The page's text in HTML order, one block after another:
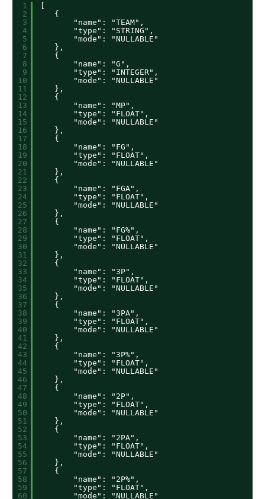
1
2
3
4
5
6
7
8
9
10
11
12
13
14
15
16
17
18
19
20
21
22
23
24
25
26
27
28
29
30
31
32
33
34
35
36
37
38
39
40
41
42
43
44
45
46
47
48
49
50
51
52
53
54
55
56
57
58
59
60
{
"name": "TEAM",
"type": "STRING",
"mode": "NULLABLE"
},
{
"name": "G",
"type": "INTEGER",
"mode": "NULLABLE"
},
{
"name": "MP",
"type": "FLOAT",
"mode": "NULLABLE"
},
{
"name": "FG",
"type": "FLOAT",
"mode": "NULLABLE"
},
{
"name": "FGA",
"type": "FLOAT",
"mode": "NULLABLE"
},
{
"name": "FG%",
"type": "FLOAT",
"mode": "NULLABLE"
},
{
"name": "3P",
"type": "FLOAT",
"mode": "NULLABLE"
},
{
"name": "3PA",
"type": "FLOAT",
"mode": "NULLABLE"
},
{
"name": "3P%",
"type": "FLOAT",
"mode": "NULLABLE"
},
{
"name": "2P",
"type": "FLOAT",
"mode": "NULLABLE"
},
{
"name": "2PA",
"type": "FLOAT",
"mode": "NULLABLE"
},
{
"name": "2P%",
"type": "FLOAT",
"mode": "NULLABLE"